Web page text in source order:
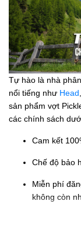
Tự hào là nhà
nổi tiếng như Head
sản phẩm vợt
các chính sách
Cam kết
Chế độ bảo
Miễn phí
không còn